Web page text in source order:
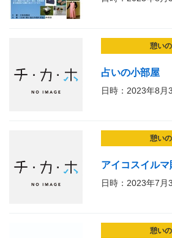
憩い
占いの小部屋
日時：2023年8月
憩い
アイコスイル
日時：2023年7月
憩い